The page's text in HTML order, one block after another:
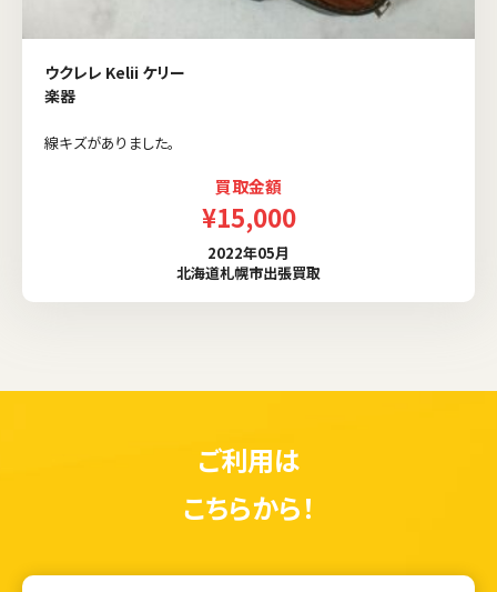
ウクレレ Kelii ケリー
楽器
線キズがありました。
買取金額
¥15,000
2022年05月
北海道札幌市出張買取
ご利用は
こちらから！